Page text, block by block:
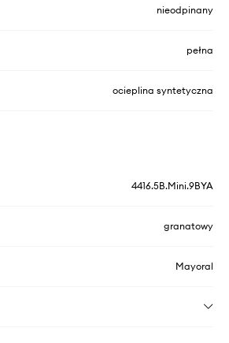
nieodpinany
pełna
ocieplina syntetyczna
4416.5B.Mini.9BYA
granatowy
Mayoral